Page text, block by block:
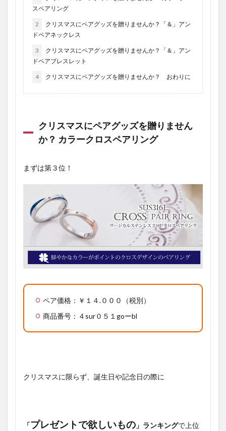
スペアリング
2
クリスマスにペアグッズを贈りませんか？「＆」アン
ドペアネックレス
3
クリスマスにペアグッズを贈りませんか？「＆」アン
ドペアブレスレット
4 クリスマスにペアグッズを贈りませんか？ おわりに
クリスマスにペアグッズを贈りません
か？ カラークロスペアリング
まずは第３位！
ペア価格：￥１４.０００（税別）
商品番号：４sur０５１goーbl
クリスマスに限らず、誕生日や記念日の際に
「プレゼントで欲しいもの 」ランキングで上位